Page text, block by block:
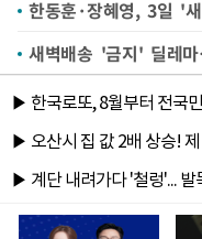
한동훈·장혜영, 3일 '